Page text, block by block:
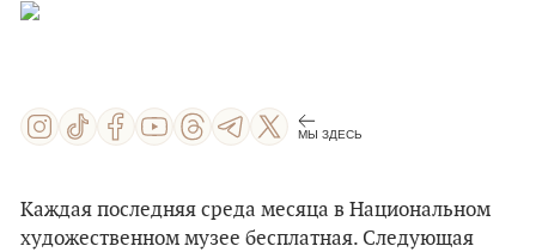
МЫ ЗДЕСЬ
Каждая последняя среда месяца в Национальном
художественном музее бесплатная. Следующая